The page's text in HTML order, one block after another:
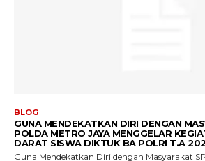
BLOG
GUNA MENDEKATKAN DIRI DENGAN
POLDA METRO JAYA MENGGELAR
DARAT SISWA DIKTUK BA POLRI T.A
Guna Mendekatkan Diri dengan Masyarakat